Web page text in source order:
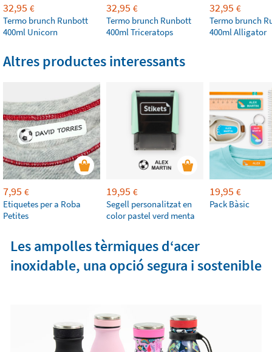
32,95 €
Termo brunch Runbott
400ml Unicorn
32,95 €
Termo brunch Runbott
400ml Triceratops
32,95 €
Termo brunch
400ml Alligator
Altres productes interessants
7,95 €
Etiquetes per a Roba
Petites
19,95 €
Segell personalitzat en
color pastel verd menta
19,95 €
Pack Bàsic
Les ampolles tèrmiques dʻacer
inoxidable, una opció segura i sostenible